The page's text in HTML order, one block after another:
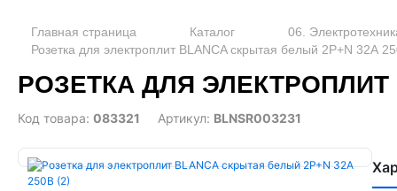
Главная страница Каталог
06.
Розетка для электроплит BLANCA скрытая белый 2P+N 32А
РОЗЕТКА ДЛЯ ЭЛЕКТРОПЛИТ
Код товара: 083321 Артикул: BLNSR003231